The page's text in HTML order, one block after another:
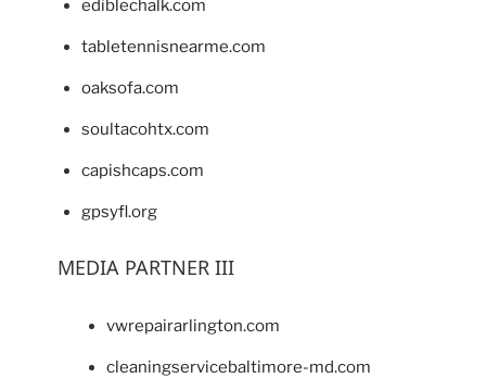
ediblechalk.com
tabletennisnearme.com
oaksofa.com
soultacohtx.com
capishcaps.com
gpsyfl.org
MEDIA PARTNER III
vwrepairarlington.com
cleaningservicebaltimore-md.com